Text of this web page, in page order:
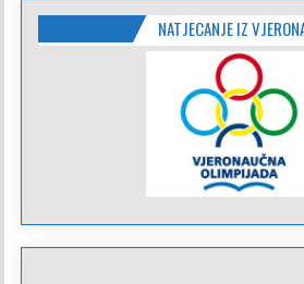
NATJECANJE IZ